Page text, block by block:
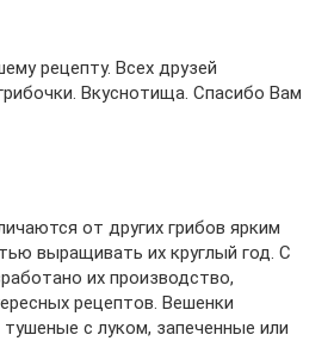
рецепту. Всех друзей
Вкуснотища. Спасибо Вам
от других грибов ярким
выращивать их круглый год. С
их производство,
рецептов. Вешенки
с луком, запеченные или